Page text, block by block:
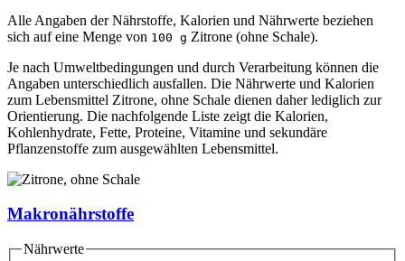
Alle Angaben der Nährstoffe, Kalorien und Nährwerte beziehen
sich auf eine Menge von 100 g Zitrone (ohne Schale).
Je nach Umweltbedingungen und durch Verarbeitung können die
Angaben unterschiedlich ausfallen. Die Nährwerte und Kalorien
zum Lebensmittel Zitrone, ohne Schale dienen daher lediglich zur
Orientierung. Die nachfolgende Liste zeigt die Kalorien,
Kohlenhydrate, Fette, Proteine, Vitamine und sekundäre
Pflanzenstoffe zum ausgewählten Lebensmittel.
Makronährstoffe
Nährwerte